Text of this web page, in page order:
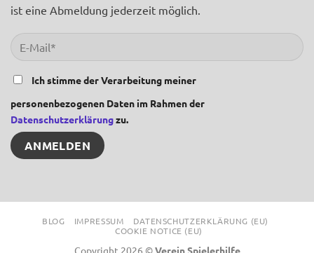
ist eine Abmeldung jederzeit möglich.
Ich stimme der Verarbeitung meiner
personenbezogenen Daten im Rahmen der
Datenschutzerklärungzu.
BLOG IMPRESSUM
DATENSCHUTZERKLÄRUNG (EU)
COOKIE NOTICE (EU)
Copyright 2026 ©Verein Spielerhilfe